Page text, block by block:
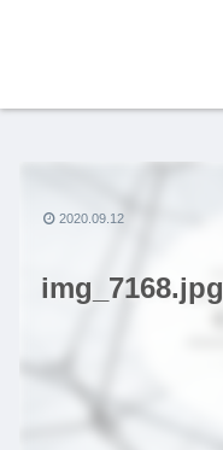
img_7168.jpg
2020.09.12